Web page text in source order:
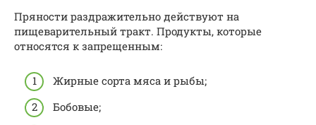
Пряности раздражительно действуют на
пищеварительный тракт. Продукты, которые
относятся к запрещенным:
Жирные сорта мяса и рыбы;
Бобовые;